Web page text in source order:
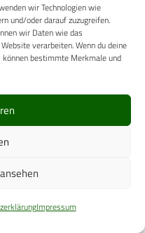
wir Technologien wie
und/oder darauf zuzugreifen.
wir Daten wie das
verarbeiten. Wenn du deine
bestimmte Merkmale und
Impressum
betrug in dieser
dieser durch
von Paryavi et al.
eine ASA-
ein body mass index
allgemein für die
für SSI-Raten in der